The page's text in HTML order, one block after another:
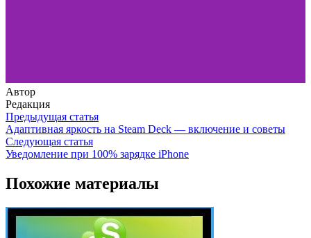
Автор
Редакция
Предыдущая статья
Адаптивная яркость на Steam Deck — включение и советы
Следующая статья
Уведомление при 100% зарядке iPhone
Похожие материалы